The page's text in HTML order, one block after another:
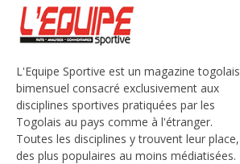
L'Equipe Sportive est un magazine togolais
bimensuel consacré exclusivement aux
disciplines sportives pratiquées par les
Togolais au pays comme à l'étranger.
Toutes les disciplines y trouvent leur place,
des plus populaires au moins médiatisées.